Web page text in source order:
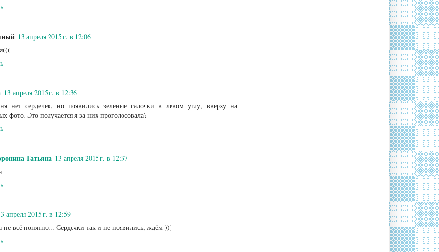
13 апреля 2015 г. в 12:06
13 апреля 2015 г. в 12:36
нет сердечек, но появились зеленые галочки в левом углу, вверху на
фото. Это получается я за них проголосовала?
Татьяна 13 апреля 2015 г. в 12:37
апреля 2015 г. в 12:59
не всё понятно... Сердечки так и не появились, ждём )))